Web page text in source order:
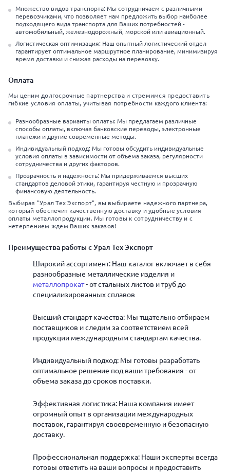
Множество видов транспорта: Мы сотрудничаем с различными
перевозчиками, что позволяет нам предложить выбор наиболее
подходящего вида транспорта для Ваших потребностей -
автомобильный, железнодорожный, морской или авиационный.
Логистическая оптимизация: Наш опытный логистический отдел
гарантирует оптимальное маршрутное планирование, минимизируя
время доставки и снижая расходы на перевозку.
Оплата
Мы ценим долгосрочные партнерства и стремимся предоставить
гибкие условия оплаты, учитывая потребности каждого клиента:
Разнообразные варианты оплаты: Мы предлагаем различные
способы оплаты, включая банковские переводы, электронные
платежи и другие современные методы.
Индивидуальный подход: Мы готовы обсудить индивидуальные
условия оплаты в зависимости от объема заказа, регулярности
сотрудничества и других факторов.
Прозрачность и надежность: Мы придерживаемся высших
стандартов деловой этики, гарантируя честную и прозрачную
финансовую деятельность.
Выбирая "Урал Тех Экспорт", вы выбираете надежного партнера,
который обеспечит качественную доставку и удобные условия
оплаты металлопродукции. Мы готовы к сотрудничеству и с
нетерпением ждем Ваших заказов!
Преимущества работы с Урал Тех Экспорт
Широкий ассортимент: Наш каталог включает в себя
разнообразные металлические изделия и
металлопрокат- от стальных листов и труб до
специализированных сплавов
Высший стандарт качества: Мы тщательно отбираем
поставщиков и следим за соответствием всей
продукции международным стандартам качества.
Индивидуальный подход: Мы готовы разработать
оптимальное решение под ваши требования - от
объема заказа до сроков поставки.
Эффективная логистика: Наша компания имеет
огромный опыт в организации международных
поставок, гарантируя своевременную и безопасную
доставку.
Профессиональная поддержка: Наши эксперты всегда
готовы ответить на ваши вопросы и предоставить